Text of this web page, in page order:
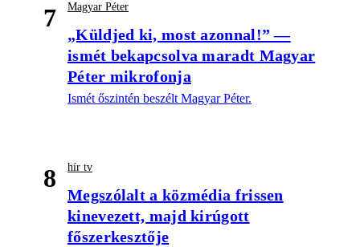
7 Magyar Péter
„Küldjed ki, most azonnal!” —
ismét bekapcsolva maradt Magyar
Péter mikrofonja
Ismét őszintén beszélt Magyar Péter.
8 hír tv
Megszólalt a közmédia frissen
kinevezett, majd kirúgott
főszerkesztője